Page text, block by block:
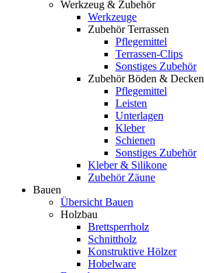
Werkzeug & Zubehör
Werkzeuge
Zubehör Terrassen
Pflegemittel
Terrassen-Clips
Sonstiges Zubehör
Zubehör Böden & Decken
Pflegemittel
Leisten
Unterlagen
Kleber
Schienen
Sonstiges Zubehör
Kleber & Silikone
Zubehör Zäune
Bauen
Übersicht Bauen
Holzbau
Brettsperrholz
Schnittholz
Konstruktive Hölzer
Hobelware